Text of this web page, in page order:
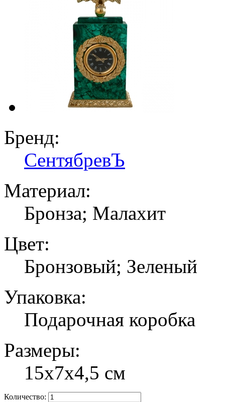
Бренд:
СентябревЪ
Материал:
Бронза; Малахит
Цвет:
Бронзовый; Зеленый
Упаковка:
Подарочная коробка
Размеры:
15х7х4,5 см
Количество: